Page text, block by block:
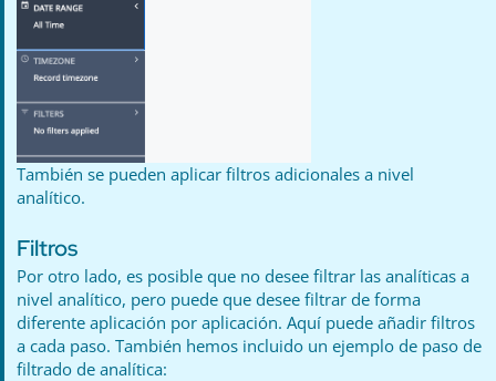
También se pueden aplicar filtros adicionales a nivel
analítico.
Filtros
Por otro lado, es posible que no desee filtrar las analíticas a
nivel analítico, pero puede que desee filtrar de forma
diferente aplicación por aplicación. Aquí puede añadir filtros
a cada paso. También hemos incluido un ejemplo de paso de
filtrado de analítica: